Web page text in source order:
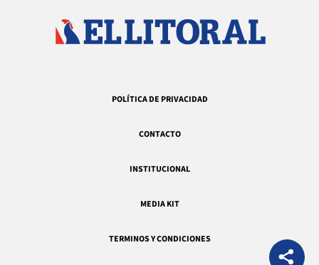
POLÍTICA DE PRIVACIDAD
CONTACTO
INSTITUCIONAL
MEDIA KIT
TERMINOS Y CONDICIONES